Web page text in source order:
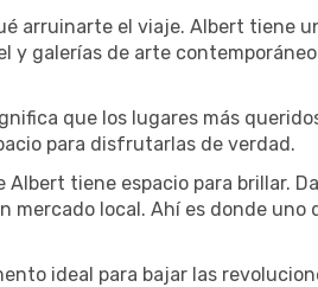
arruinarte el viaje. Albert tiene
y galerías de arte
que los lugares más
para disfrutarlas de verdad.
tiene espacio para brillar.
local. Ahí es donde
ideal para bajar las